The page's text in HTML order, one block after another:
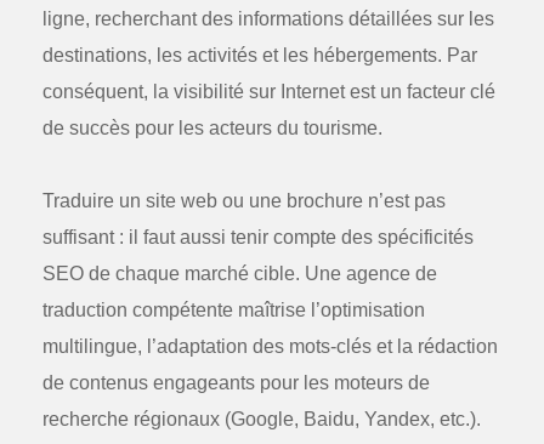
ligne, recherchant des informations détaillées sur les
destinations, les activités et les hébergements. Par
conséquent, la visibilité sur Internet est un facteur clé
de succès pour les acteurs du tourisme.
Traduire un site web ou une brochure n’est pas
suffisant : il faut aussi tenir compte des spécificités
SEO de chaque marché cible. Une agence de
traduction compétente maîtrise l’optimisation
multilingue, l’adaptation des mots-clés et la rédaction
de contenus engageants pour les moteurs de
recherche régionaux (Google, Baidu, Yandex, etc.).